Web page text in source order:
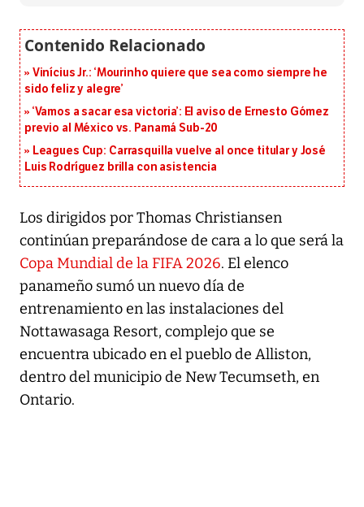
Vinícius Jr.: ‘Mourinho quiere que sea como siempre he
sido feliz y alegre’
‘Vamos a sacar esa victoria’: El aviso de Ernesto Gómez
previo al México vs. Panamá Sub-20
Leagues Cup: Carrasquilla vuelve al once titular y José
Luis Rodríguez brilla con asistencia
Los dirigidos por Thomas Christiansen
continúan preparándose de cara a lo que será la
Copa Mundial de la FIFA 2026. El elenco
panameño sumó un nuevo día de
entrenamiento en las instalaciones del
Nottawasaga Resort, complejo que se
encuentra ubicado en el pueblo de Alliston,
dentro del municipio de New Tecumseth, en
Ontario.